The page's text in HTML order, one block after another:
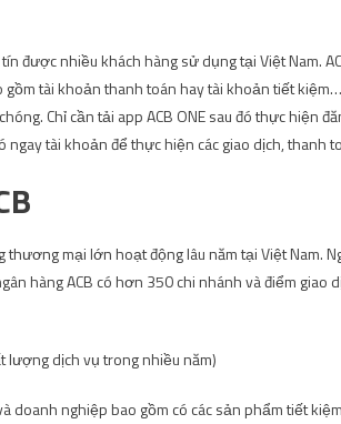
được nhiều khách hàng sử dụng tại Việt Nam.
tài khoản thanh toán hay tài khoản tiết
Chỉ cần tải app ACB ONE sau đó thực hiện
tài khoản để thực hiện các giao dịch, thanh
thương mại lớn hoạt động lâu năm tại Việt Nam.
hàng ACB có hơn 350 chi nhánh và điểm giao
lượng dịch vụ trong nhiều năm)
doanh nghiệp bao gồm có các sản phẩm tiết